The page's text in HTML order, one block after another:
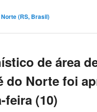
(RS, Brasil)
de área
do Norte foi
feira (10)